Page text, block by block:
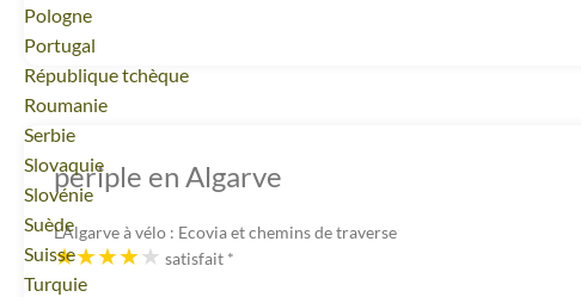
Voyage
Pologne
Voyage
Portugal
Voyage
République tchèque
Voyage
Roumanie
Voyage
Serbie
Voyage
Slovaquie
Voyage
Slovénie
Voyage
Suède
Voyage
Suisse
Voyage
Turquie
periple en Algarve
L’Algarve à vélo : Ecovia et chemins de traverse
satisfait *